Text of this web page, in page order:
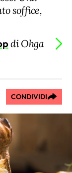
soffice,
di Ohga
CONDIVIDI